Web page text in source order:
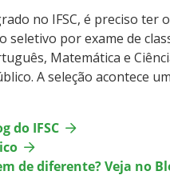
no IFSC, é preciso ter
seletivo por exame de
Matemática e
A seleção acontece
do IFSC
de diferente? Veja no